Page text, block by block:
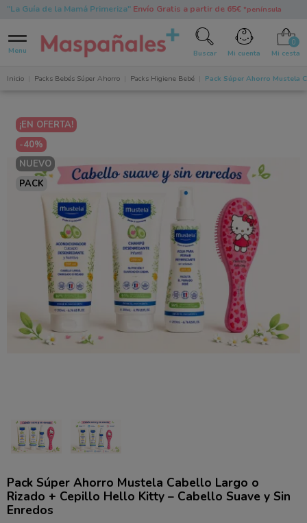
"La Guía de la Mamá Primeriza"Envío Gratis a partir de 65€ *península
Menu Buscar Mi cuenta Mi cesta
Inicio Packs Bebés Súper Ahorro Packs Higiene Bebé Pack Súper Ahorro Mustela
¡EN OFERTA!
-40%
NUEVO
PACK
Pack Súper Ahorro Mustela Cabello Largo o
Rizado + Cepillo Hello Kitty – Cabello Suave y Sin
Enredos